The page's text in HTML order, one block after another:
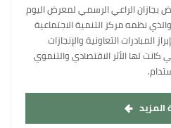
بجازان الراعي الرسمي لمعرض اليوم
للتعاونيات لعام ٢٠٢٦ . والذي نظمه مركز التنمية الاجتماعية
المبادرات التعاونية والإنجازات
لها الأثر الاقتصادي والتنموي
المزيد